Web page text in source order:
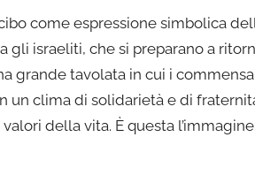
come espressione simbolica
israeliti, che si preparano a
grande tavolata in cui i
un clima di solidarietà e di
della vita. È questa